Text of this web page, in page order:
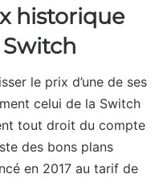
historique
le prix d’une de ses
celui de la Switch
tout droit du compte
des bons plans
en 2017 au tarif de